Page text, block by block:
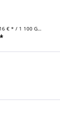
€ * / 1 100 Gramm)